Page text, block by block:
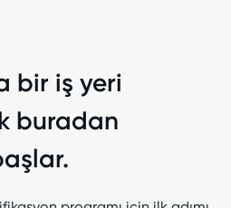
bir iş yeri
buradan